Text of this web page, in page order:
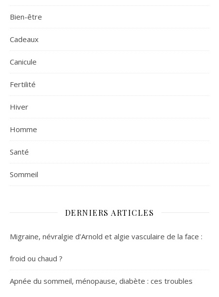
Bien-être
Cadeaux
Canicule
Fertilité
Hiver
Homme
Santé
Sommeil
DERNIERS ARTICLES
Migraine, névralgie d’Arnold et algie vasculaire de la face :
froid ou chaud ?
Apnée du sommeil, ménopause, diabète : ces troubles